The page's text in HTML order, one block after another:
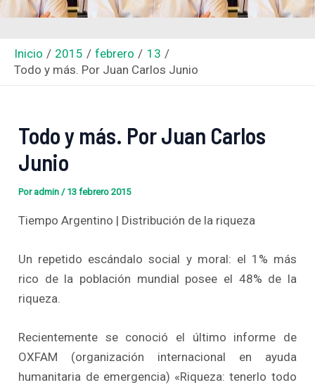
Inicio 2015 febrero
13
Todo y más. Por Juan Carlos Junio
Todo y más. Por Juan Carlos
Junio
Por admin/ 13 febrero 2015
Tiempo Argentino | Distribución de la riqueza
Un repetido escándalo social y moral: el 1% más
rico de la población mundial posee el 48% de la
riqueza.
Recientemente se conoció el último informe de
OXFAM (organización internacional en ayuda
humanitaria de emergencia) «Riqueza: tenerlo todo